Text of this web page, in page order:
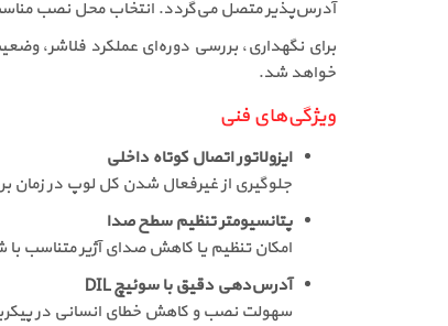
آدرس‌پذیر متصل می‌گردد. انتخاب محل نصب
خواهد شد.
ویژگی‌های فنی
ایزولاتور اتصال کوتاه داخلی
جلوگیری از غیرفعال شدن کل لوپ در زمان
پتانسیومتر تنظیم سطح صدا
امکان تنظیم یا کاهش صدای آژیر متناسب با
آدرس‌دهی دقیق با سوئیچ DIL
سهولت نصب و کاهش خطای انسانی در